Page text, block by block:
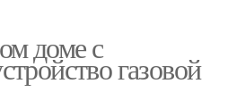
доме с
газовой